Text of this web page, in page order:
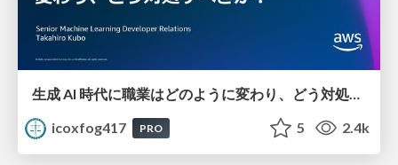
icoxfog417
PRO 5 2.4k